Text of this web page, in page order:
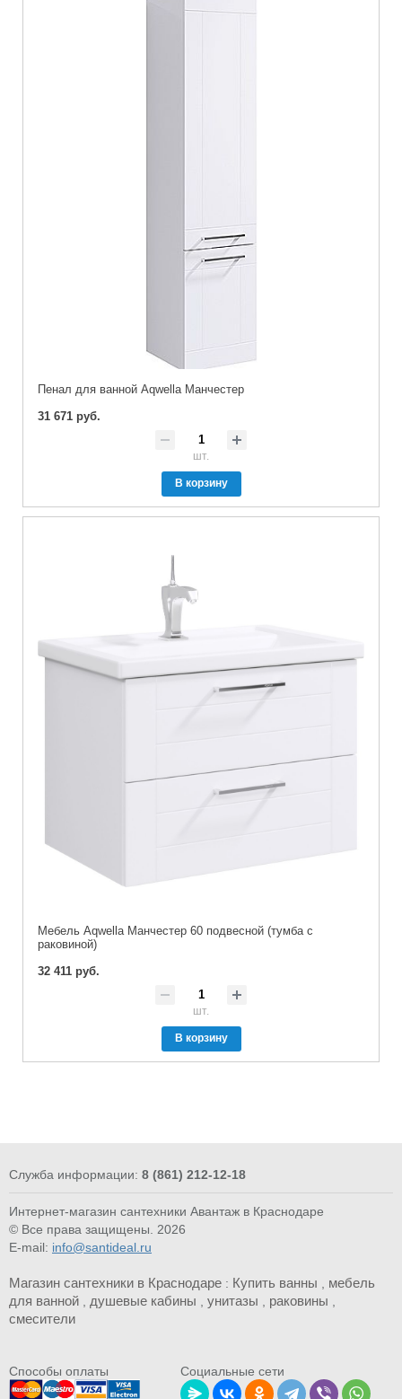
Пенал для ванной Aqwella Манчестер
31 671 руб.
шт.
В корзину
Мебель Aqwella Манчестер 60 подвесной (тумба с
раковиной)
32 411 руб.
шт.
В корзину
Служба информации: 8 (861) 212-12-18
Интернет-магазин сантехники Авантаж в Краснодаре
© Все права защищены. 2026
E-mail: info@santideal.ru
Магазин сантехники в Краснодаре : Купить ванны , мебель
для ванной , душевые кабины , унитазы , раковины ,
смесители
Cпособы оплаты Социальные сети